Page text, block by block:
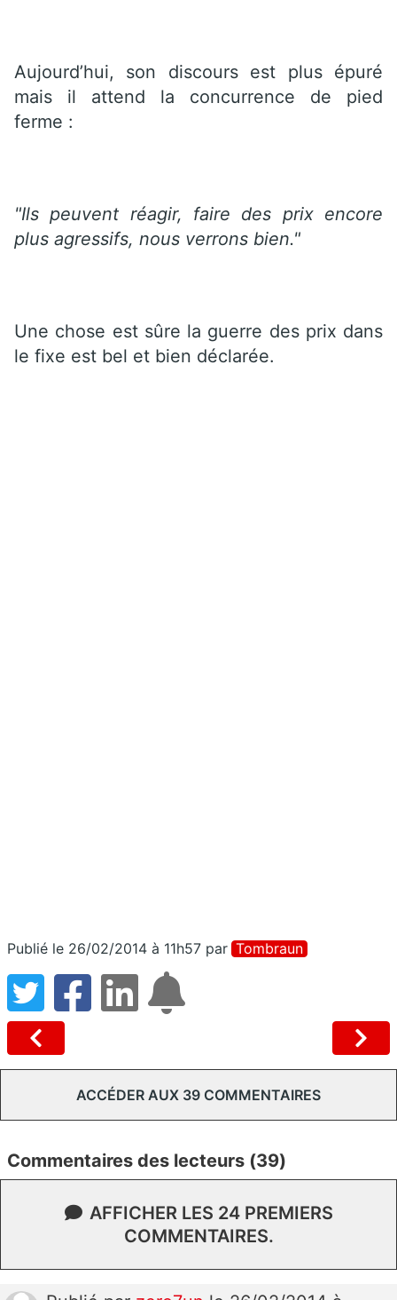
Aujourd’hui, son discours est plus épuré
mais il attend la concurrence de pied
ferme :
"Ils peuvent réagir, faire des prix encore
plus agressifs, nous verrons bien."
Une chose est sûre la guerre des prix dans
le fixe est bel et bien déclarée.
Publié le 26/02/2014 à 11h57 par Tombraun
ACCÉDER AUX 39 COMMENTAIRES
Commentaires des lecteurs (39)
AFFICHER LES 24 PREMIERS
COMMENTAIRES.